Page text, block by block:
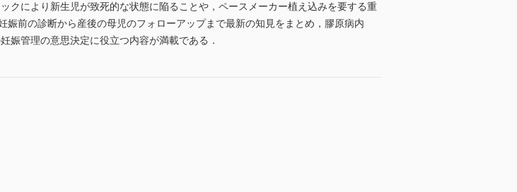
クにより新生児が致死的な状態に陥ることや，ペースメーカー植え込みを要する重
前の診断から産後の母児のフォローアップまで最新の知見をまとめ，膠原病内
娠管理の意思決定に役立つ内容が満載である．